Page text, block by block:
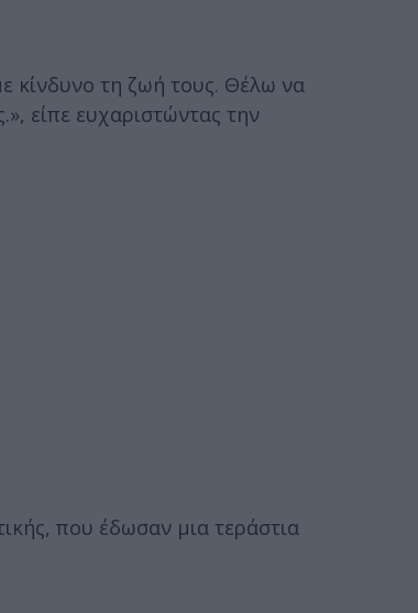
κίνδυνο τη ζωή τους. Θέλω να
είπε ευχαριστώντας την
που έδωσαν μια τεράστια